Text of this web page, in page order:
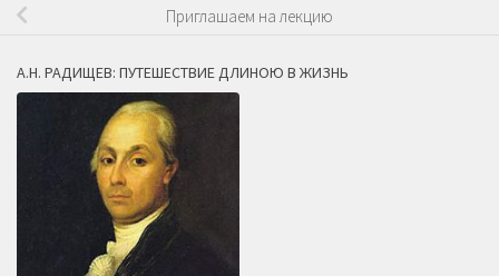
Приглашаем на лекцию
А.Н. РАДИЩЕВ: ПУТЕШЕСТВИЕ ДЛИНОЮ В ЖИЗНЬ